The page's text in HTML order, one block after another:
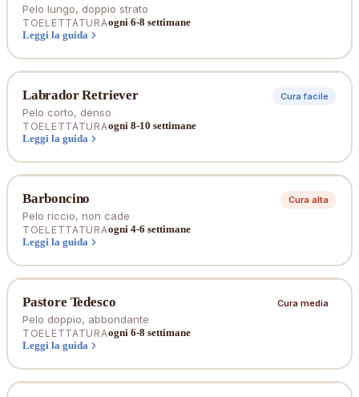
Pelo lungo, doppio strato
TOELETTATURAogni 6-8 settimane
Leggi la guida
Labrador Retriever Cura facile
Pelo corto, denso
TOELETTATURAogni 8-10 settimane
Leggi la guida
Barboncino Cura alta
Pelo riccio, non cade
TOELETTATURAogni 4-6 settimane
Leggi la guida
Pastore Tedesco Cura media
Pelo doppio, abbondante
TOELETTATURAogni 6-8 settimane
Leggi la guida